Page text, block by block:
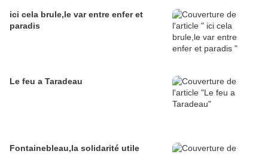
ici cela brule,le var entre enfer et
paradis
Le feu a Taradeau
Fontainebleau,la solidarité utile